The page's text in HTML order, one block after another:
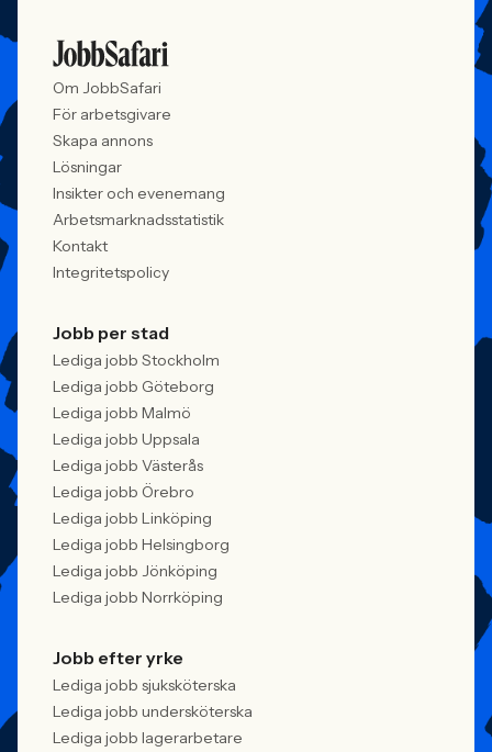
Om JobbSafari
För arbetsgivare
Skapa annons
Lösningar
Insikter och evenemang
Arbetsmarknadsstatistik
Kontakt
Integritetspolicy
Jobb per stad
Lediga jobb Stockholm
Lediga jobb Göteborg
Lediga jobb Malmö
Lediga jobb Uppsala
Lediga jobb Västerås
Lediga jobb Örebro
Lediga jobb Linköping
Lediga jobb Helsingborg
Lediga jobb Jönköping
Lediga jobb Norrköping
Jobb efter yrke
Lediga jobb sjuksköterska
Lediga jobb undersköterska
Lediga jobb lagerarbetare